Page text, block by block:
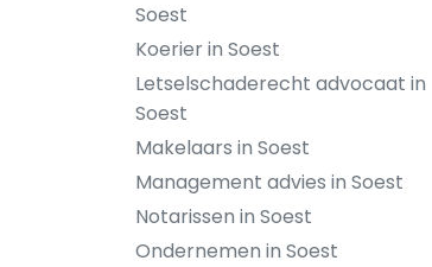
Soest
Koerier in Soest
Letselschaderecht advocaat in
Soest
Makelaars in Soest
Management advies in Soest
Notarissen in Soest
Ondernemen in Soest